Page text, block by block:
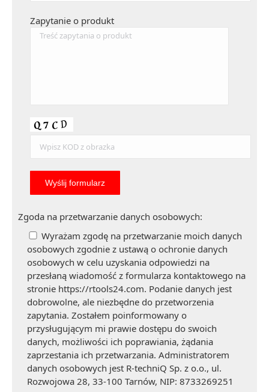
Zapytanie o produkt
Zgoda na przetwarzanie danych osobowych:
Wyrażam zgodę na przetwarzanie moich danych
osobowych zgodnie z ustawą o ochronie danych
osobowych w celu uzyskania odpowiedzi na
przesłaną wiadomość z formularza kontaktowego na
stronie https://rtools24.com. Podanie danych jest
dobrowolne, ale niezbędne do przetworzenia
zapytania. Zostałem poinformowany o
przysługującym mi prawie dostępu do swoich
danych, możliwości ich poprawiania, żądania
zaprzestania ich przetwarzania. Administratorem
danych osobowych jest R-techniQ Sp. z o.o., ul.
Rozwojowa 28, 33-100 Tarnów, NIP: 8733269251